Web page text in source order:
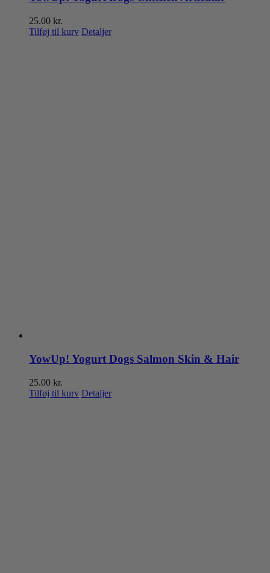
25.00 kr.
Tilføj til kurv Detaljer
YowUp! Yogurt Dogs Salmon Skin & Hair
25.00 kr.
Tilføj til kurv Detaljer